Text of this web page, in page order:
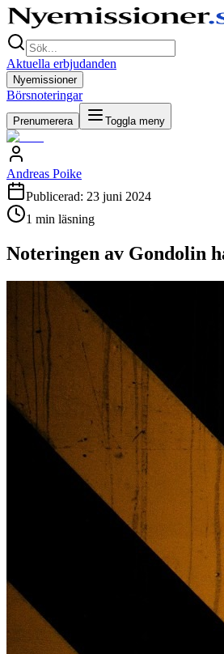
Aktuella erbjudanden
Nyemissioner
Börsnoteringar
Prenumerera Toggla meny
Andreas Poike
Publicerad: 23 juni 2024
1 min läsning
Noteringen av Gondolin